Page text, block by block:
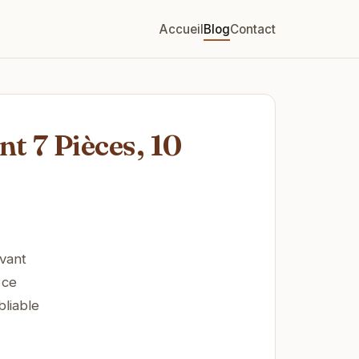
AccueilBlogContact
7 Pièces, 10